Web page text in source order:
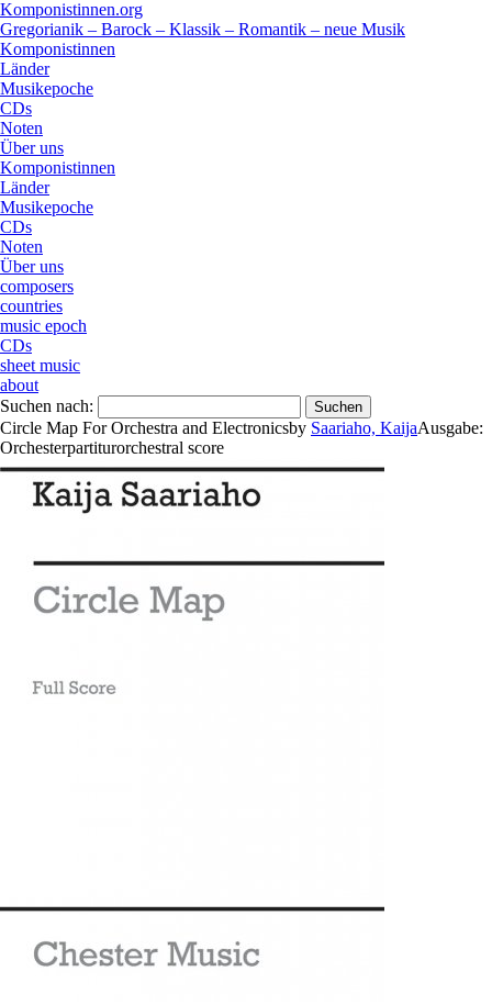
Komponistinnen.org
Gregorianik – Barock – Klassik – Romantik – neue Musik
Komponistinnen
Länder
Musikepoche
CDs
Noten
Über uns
Komponistinnen
Länder
Musikepoche
CDs
Noten
Über uns
composers
countries
music epoch
CDs
sheet music
about
Suchen nach:
Circle Map For Orchestra and Electronicsby Saariaho, KaijaAusgabe:
Orchesterpartiturorchestral score